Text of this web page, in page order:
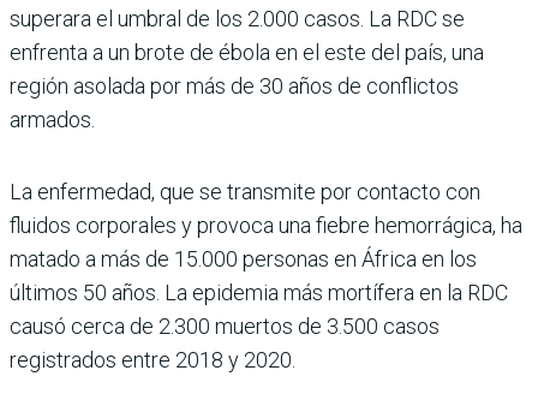
superara el umbral de los 2.000 casos. La RDC se
enfrenta a un brote de ébola en el este del país, una
región asolada por más de 30 años de conflictos
armados.
La enfermedad, que se transmite por contacto con
fluidos corporales y provoca una fiebre hemorrágica, ha
matado a más de 15.000 personas en África en los
últimos 50 años. La epidemia más mortífera en la RDC
causó cerca de 2.300 muertos de 3.500 casos
registrados entre 2018 y 2020.